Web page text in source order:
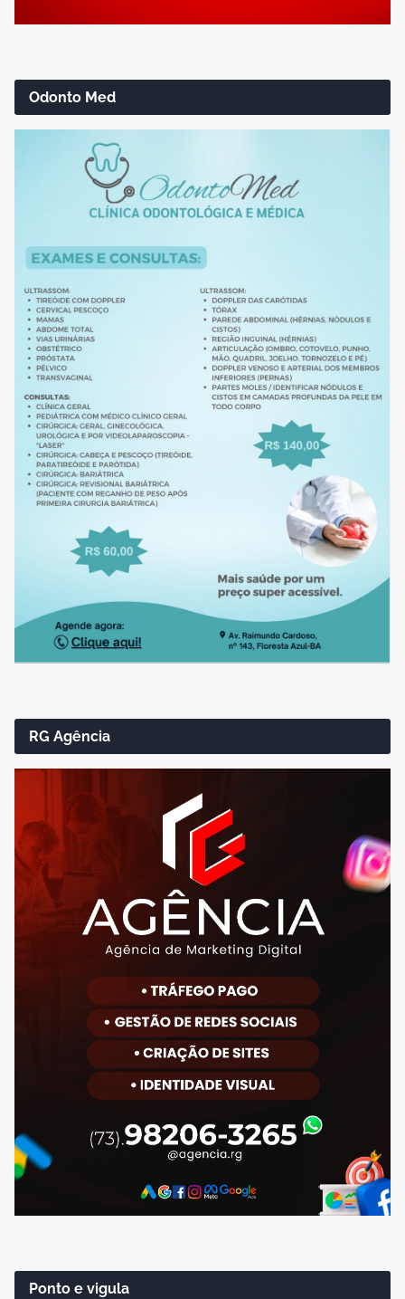
Odonto Med
RG Agência
Ponto e vigula